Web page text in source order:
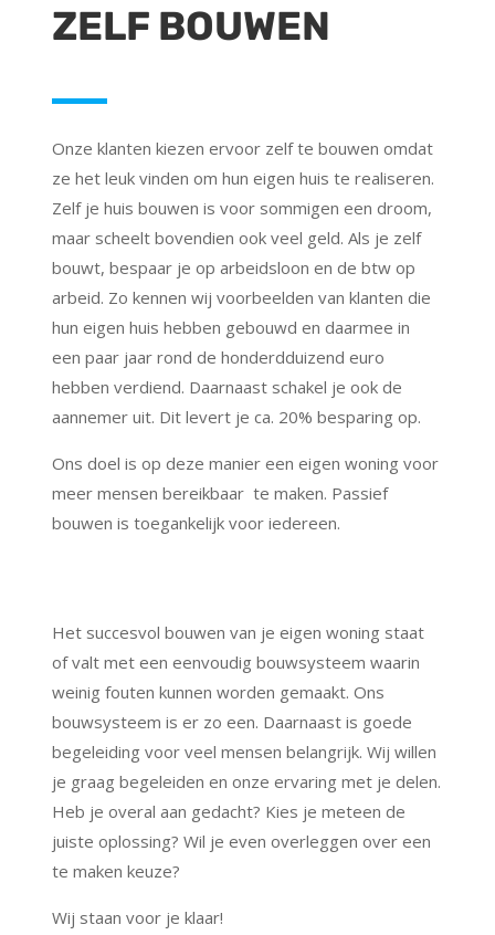
ZELF BOUWEN
Onze klanten kiezen ervoor zelf te bouwen omdat
ze het leuk vinden om hun eigen huis te realiseren.
Zelf je huis bouwen is voor sommigen een droom,
maar scheelt bovendien ook veel geld. Als je zelf
bouwt, bespaar je op arbeidsloon en de btw op
arbeid. Zo kennen wij voorbeelden van klanten die
hun eigen huis hebben gebouwd en daarmee in
een paar jaar rond de honderdduizend euro
hebben verdiend. Daarnaast schakel je ook de
aannemer uit. Dit levert je ca. 20% besparing op.
Ons doel is op deze manier een eigen woning voor
meer mensen bereikbaar te maken. Passief
bouwen is toegankelijk voor iedereen.
Het succesvol bouwen van je eigen woning staat
of valt met een eenvoudig bouwsysteem waarin
weinig fouten kunnen worden gemaakt. Ons
bouwsysteem is er zo een. Daarnaast is goede
begeleiding voor veel mensen belangrijk. Wij willen
je graag begeleiden en onze ervaring met je delen.
Heb je overal aan gedacht? Kies je meteen de
juiste oplossing? Wil je even overleggen over een
te maken keuze?
Wij staan voor je klaar!